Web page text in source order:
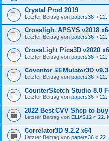
Crystal Prod 2019
Letzter Beitrag von papers36 « 22.
Crosslight APSYS v2018
Letzter Beitrag von papers36 « 22.
CrossLight Pics3D v2020
Letzter Beitrag von papers36 « 22.
Coventor SEMulator3D v9.3
Letzter Beitrag von papers36 « 22.
CounterSketch Studio 8.0
Letzter Beitrag von papers36 « 22.
2022 Best CVV Shop to
Letzter Beitrag von ELIAS12 « 22.
Correlator3D 9.2.2 x64
Letzter Beitrag von papers36 « 22.